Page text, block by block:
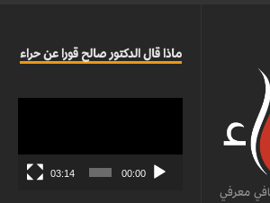
معرفي
ماذا قال الدكتور صالح قورا عن حراء
00:00
03:14